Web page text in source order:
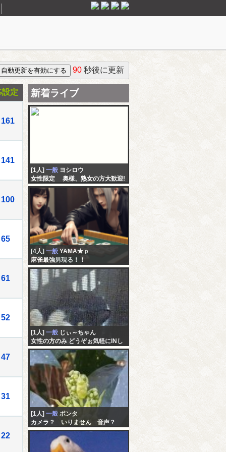
90 秒後に更新
設定
161
141
100
65
61
52
47
31
22
新着ライブ
[1人] 一般 ヨシロウ
女性限定 奥様、熟女の方大歓迎!
こっそり息抜きしましょう
[4人] 一般 YAMA★ｐ
麻雀最強男現る！！
[1人] 一般 じぃ～ちゃん
女性の方のみ どうぞぉ気軽にINし
てくださいネ( ﾟｰﾟ)( ｡_｡)。雑談から
xxxまで,色々と・・・＾＾ｖ
[1人] 一般 ポンタ
カメラ？ いりません 音声？
いりません チャットで妄想にふ
けりませんか